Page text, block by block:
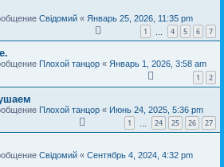
Свідомий « Январь 25, 2026, 11:35 pm
1 4 5 6 7
Плохой танцор « Январь 1, 2026, 3:58 am
1 2
Плохой танцор « Июнь 24, 2025, 5:36 pm
1 24 25 26 27
Свідомий « Сентябрь 4, 2024, 4:32 pm